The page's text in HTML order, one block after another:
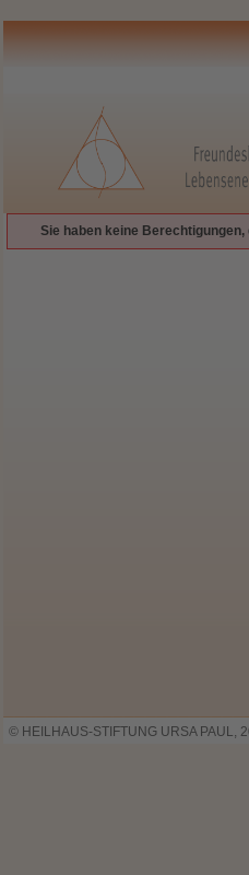
Sie haben keine
© HEILHAUS-STIFTUNG URSA PAUL,